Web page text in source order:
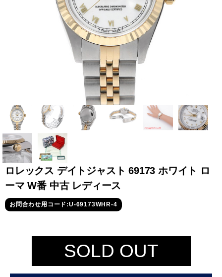
ウブロ
グランド
セイコー
コンスタンタン
チューダー
ロレックス デイトジャスト 69173 ホワイト ロ
ーマ W番 中古 レディース
お問合わせ用コード:U-69173WHR-4
SOLD OUT